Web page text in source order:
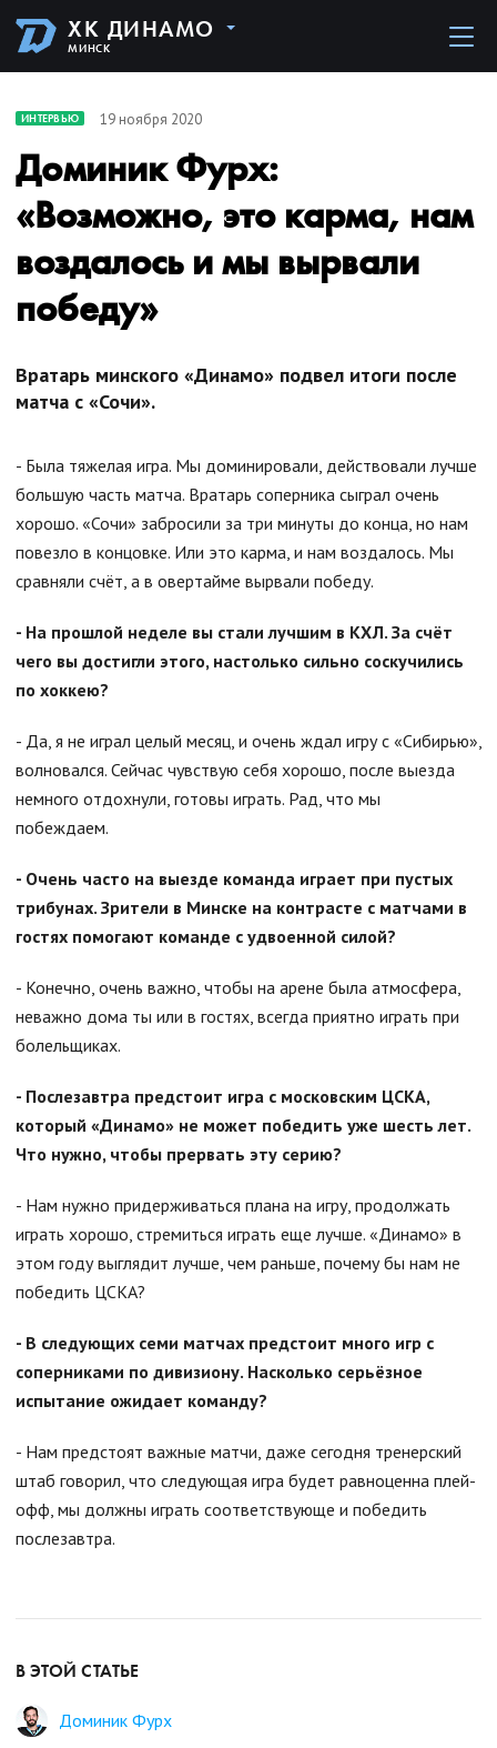
ХК ДИНАМО
МИНСК
ИНТЕРВЬЮ 19 ноября 2020
Доминик Фурх:
«Возможно, это карма, нам
воздалось и мы вырвали
победу»
Вратарь минского «Динамо» подвел итоги после
матча с «Сочи».
- Была тяжелая игра. Мы доминировали, действовали лучше
большую часть матча. Вратарь соперника сыграл очень
хорошо. «Сочи» забросили за три минуты до конца, но нам
повезло в концовке. Или это карма, и нам воздалось. Мы
сравняли счёт, а в овертайме вырвали победу.
- На прошлой неделе вы стали лучшим в КХЛ. За счёт
чего вы достигли этого, настолько сильно соскучились
по хоккею?
- Да, я не играл целый месяц, и очень ждал игру с «Сибирью»,
волновался. Сейчас чувствую себя хорошо, после выезда
немного отдохнули, готовы играть. Рад, что мы
побеждаем.
- Очень часто на выезде команда играет при пустых
трибунах. Зрители в Минске на контрасте с матчами в
гостях помогают команде с удвоенной силой?
- Конечно, очень важно, чтобы на арене была атмосфера,
неважно дома ты или в гостях, всегда приятно играть при
болельщиках.
- Послезавтра предстоит игра с московским ЦСКА,
который «Динамо» не может победить уже шесть лет.
Что нужно, чтобы прервать эту серию?
- Нам нужно придерживаться плана на игру, продолжать
играть хорошо, стремиться играть еще лучше. «Динамо» в
этом году выглядит лучше, чем раньше, почему бы нам не
победить ЦСКА?
- В следующих семи матчах предстоит много игр с
соперниками по дивизиону. Насколько серьёзное
испытание ожидает команду?
- Нам предстоят важные матчи, даже сегодня тренерский
штаб говорил, что следующая игра будет равноценна плей-
офф, мы должны играть соответствующе и победить
послезавтра.
В ЭТОЙ СТАТЬЕ
Доминик Фурх